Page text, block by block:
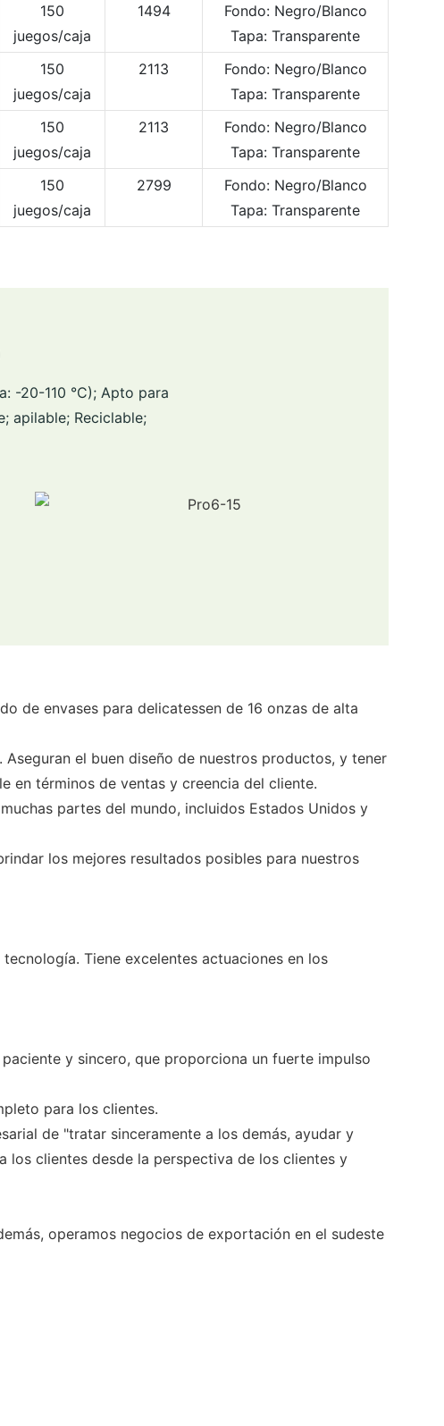
150
juegos/caja
1494
Fondo: Negro/Blanco
Tapa: Transparente
150
juegos/caja
2113
Fondo: Negro/Blanco
Tapa: Transparente
150
juegos/caja
2113
Fondo: Negro/Blanco
Tapa: Transparente
150
juegos/caja
2799
Fondo: Negro/Blanco
Tapa: Transparente
-20-110 °C); Apto para
apilable; Reciclable;
de envases para delicatessen de 16 onzas de alta
el buen diseño de nuestros productos, y tener
en términos de ventas y creencia del cliente.
partes del mundo, incluidos Estados Unidos y
los mejores resultados posibles para nuestros
Tiene excelentes actuaciones en los
y sincero, que proporciona un fuerte impulso
para los clientes.
de "tratar sinceramente a los demás, ayudar y
los clientes desde la perspectiva de los clientes y
operamos negocios de exportación en el sudeste